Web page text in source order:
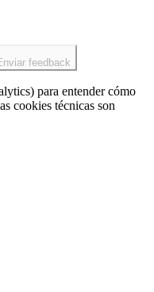
feedback
para entender cómo
cookies técnicas son